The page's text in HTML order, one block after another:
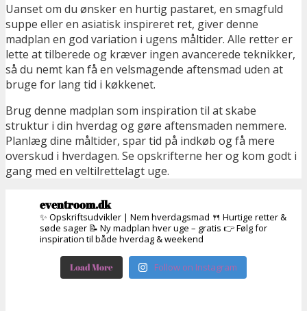
Uanset om du ønsker en hurtig pastaret, en smagfuld
suppe eller en asiatisk inspireret ret, giver denne
madplan en god variation i ugens måltider. Alle retter er
lette at tilberede og kræver ingen avancerede teknikker,
så du nemt kan få en velsmagende aftensmad uden at
bruge for lang tid i køkkenet.
Brug denne madplan som inspiration til at skabe
struktur i din hverdag og gøre aftensmaden nemmere.
Planlæg dine måltider, spar tid på indkøb og få mere
overskud i hverdagen. Se opskrifterne her og kom godt i
gang med en veltilrettelagt uge.
eventroom.dk
✨ Opskriftsudvikler | Nem hverdagsmad 🍴 Hurtige retter &
søde sager 📝 Ny madplan hver uge – gratis 👉 Følg for
inspiration til både hverdag & weekend
Load More Follow on Instagram